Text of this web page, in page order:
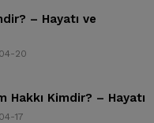
– Hayatı ve
20
Hakkı Kimdir? – Hayatı
17